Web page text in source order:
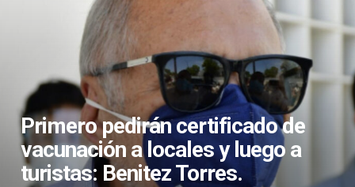
Primero pedirán certificado de
vacunación a locales y luego a
turistas: Benitez Torres.